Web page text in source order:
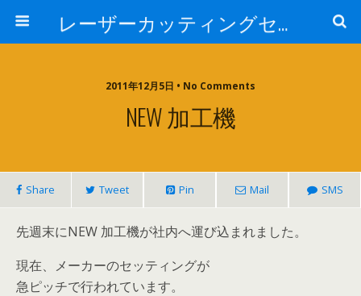
レーザーカッティングセンター 株式会社 中本鉄工所
2011年12月5日 • No Comments
NEW 加工機
Share Tweet Pin Mail SMS
先週末にNEW 加工機が社内へ運び込まれました。
現在、メーカーのセッティングが
急ピッチで行われています。